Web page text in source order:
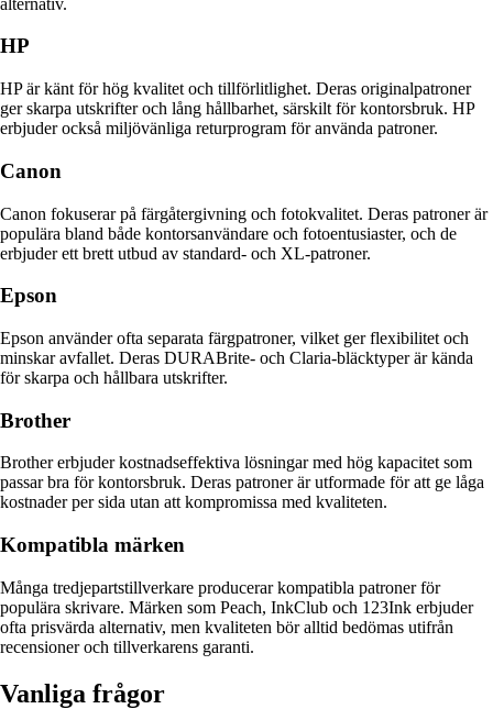
HP
HP är känt för hög kvalitet och tillförlitlighet. Deras originalpatroner
ger skarpa utskrifter och lång hållbarhet, särskilt för kontorsbruk. HP
erbjuder också miljövänliga returprogram för använda patroner.
Canon
Canon fokuserar på färgåtergivning och fotokvalitet. Deras patroner är
populära bland både kontorsanvändare och fotoentusiaster, och de
erbjuder ett brett utbud av standard- och XL-patroner.
Epson
Epson använder ofta separata färgpatroner, vilket ger flexibilitet och
minskar avfallet. Deras DURABrite- och Claria-bläcktyper är kända
för skarpa och hållbara utskrifter.
Brother
Brother erbjuder kostnadseffektiva lösningar med hög kapacitet som
passar bra för kontorsbruk. Deras patroner är utformade för att ge låga
kostnader per sida utan att kompromissa med kvaliteten.
Kompatibla märken
Många tredjepartstillverkare producerar kompatibla patroner för
populära skrivare. Märken som Peach, InkClub och 123Ink erbjuder
ofta prisvärda alternativ, men kvaliteten bör alltid bedömas utifrån
recensioner och tillverkarens garanti.
Vanliga frågor